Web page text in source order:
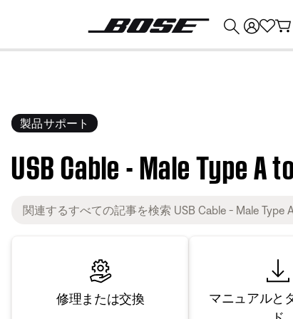
製品サポート
USB Cable - Male Type A
修理または交換
マニュアルと